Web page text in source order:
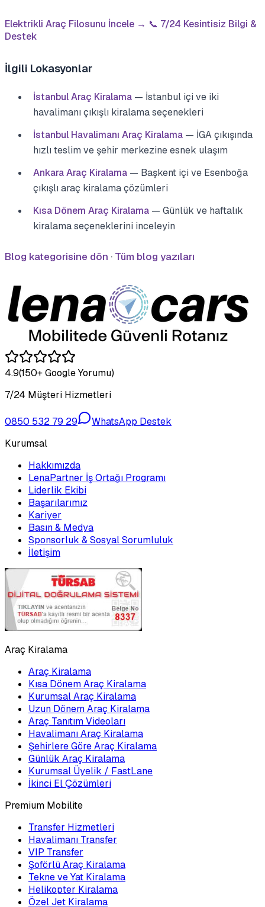
Elektrikli Araç Filosunu İncele → 📞 7/24 Kesintisiz Bilgi &
Destek
İlgili Lokasyonlar
İstanbul Araç Kiralama — İstanbul içi ve iki
havalimanı çıkışlı kiralama seçenekleri
İstanbul Havalimanı Araç Kiralama — İGA çıkışında
hızlı teslim ve şehir merkezine esnek ulaşım
Ankara Araç Kiralama — Başkent içi ve Esenboğa
çıkışlı araç kiralama çözümleri
Kısa Dönem Araç Kiralama — Günlük ve haftalık
kiralama seçeneklerini inceleyin
Blog kategorisine dön · Tüm blog yazıları
4.9(150+ Google Yorumu)
7/24 Müşteri Hizmetleri
0850 532 79 29
WhatsApp Destek
Kurumsal
Hakkımızda
LenaPartner İş Ortağı Programı
Liderlik Ekibi
Başarılarımız
Kariyer
Basın & Medya
Sponsorluk & Sosyal Sorumluluk
İletişim
Araç Kiralama
Araç Kiralama
Kısa Dönem Araç Kiralama
Kurumsal Araç Kiralama
Uzun Dönem Araç Kiralama
Araç Tanıtım Videoları
Havalimanı Araç Kiralama
Şehirlere Göre Araç Kiralama
Günlük Araç Kiralama
Kurumsal Üyelik / FastLane
İkinci El Çözümleri
Premium Mobilite
Transfer Hizmetleri
Havalimanı Transfer
VIP Transfer
Şoförlü Araç Kiralama
Tekne ve Yat Kiralama
Helikopter Kiralama
Özel Jet Kiralama